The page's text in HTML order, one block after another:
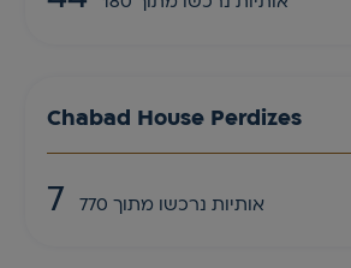
Chabad House Perdizes
7 אותיות נרכשו מתוך 770